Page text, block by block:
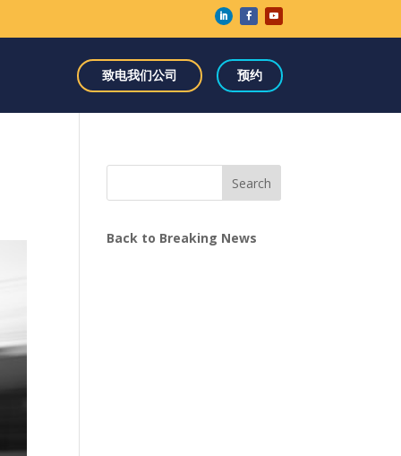
致电我们公司 预约
Search
Back to Breaking News